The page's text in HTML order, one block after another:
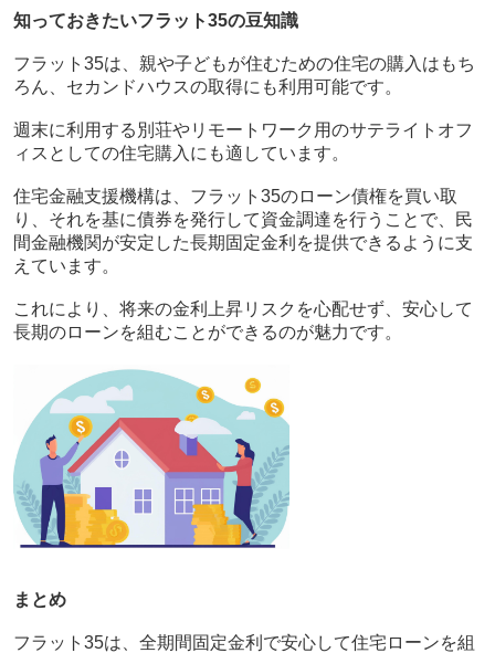
知っておきたいフラット35の豆知識
フラット35は、親や子どもが住むための住宅の購入はもち
ろん、セカンドハウスの取得にも利用可能です。
週末に利用する別荘やリモートワーク用のサテライトオフ
ィスとしての住宅購入にも適しています。
住宅金融支援機構は、フラット35のローン債権を買い取
り、それを基に債券を発行して資金調達を行うことで、民
間金融機関が安定した長期固定金利を提供できるように支
えています。
これにより、将来の金利上昇リスクを心配せず、安心して
長期のローンを組むことができるのが魅力です。
まとめ
フラット35は、全期間固定金利で安心して住宅ローンを組